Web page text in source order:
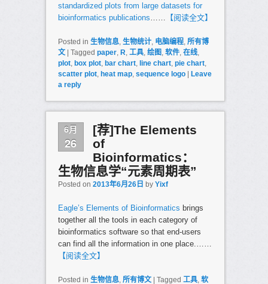
standardized plots from large datasets for
bioinformatics publications
【阅读全文】
Posted in 生物信息, 生物统计, 电脑编程, 所有博
文
Tagged paper, R, 工具, 绘图 , 软件, 在线,
plot, box plot, bar chart, line chart, pie chart,
scatter plot, heat map, sequence logo
Leave
a reply
6月
26
[荐]The Elements
of
Bioinformatics：
生物信息学“元素周期表”
Posted on 2013年6月26日 by Yixf
Eagle’s Elements of Bioinformatics brings
together all the tools in each category of
bioinformatics software so that end-users
can find all the information in one place.……
【阅读全文】
Posted in 生物信息, 所有博文 Tagged 工具, 软